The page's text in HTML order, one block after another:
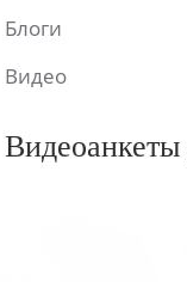
Блоги
Видео
Видеоанкеты